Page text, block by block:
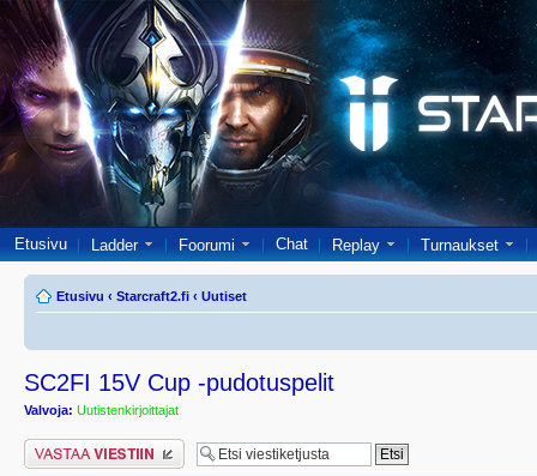
Etusivu Ladder Foorumi Chat Replay Turnaukset
Etusivu ‹ Starcraft2.fi ‹ Uutiset
SC2FI 15V Cup -pudotuspelit
Valvoja: Uutistenkirjoittajat
Lähetä vastaus